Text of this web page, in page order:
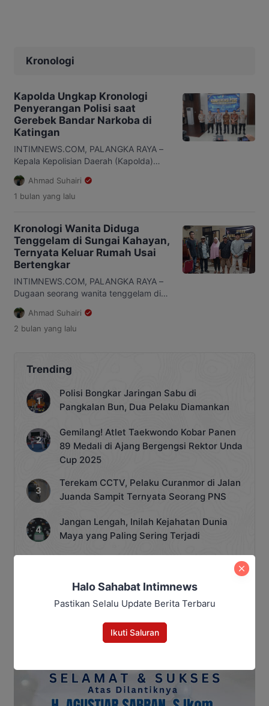
Kronologi
Kapolda Ungkap Kronologi
Penyerangan Polisi saat
Gerebek Bandar Narkoba di
Katingan
INTIMNEWS.COM, PALANGKA RAYA –
Kepala Kepolisian Daerah (Kapolda)
Kalimantan Tengah (Kalteng), Irjen Pol
Iwan Kurniawan, memaparkan kronologi
penyerangan terhadap personel
narkoba di Desa Tumbang Kalemei,
Kecamatan Katingan Tengah beberapa
waktu lalu. Penjelasan tersebut
disampaikan Kapolda saat konferensi
pers bersama Komisi Kepolisian
Nasional (Kompolnas) di Mapolda
Kalteng, Selasa, […]
Ahmad Suhairi
1 bulan yang lalu
Kronologi Wanita Diduga
Tenggelam di Sungai Kahayan,
Ternyata Keluar Rumah Usai
Bertengkar
INTIMNEWS.COM, PALANGKA RAYA –
Dugaan seorang wanita tenggelam di
Sungai Kahayan, kawasan Kampung
Ponton, Kecamatan Pahandut, Kota
Palangka Raya, dipastikan tidak benar.
ditemukan dalam keadaan selamat dan
sehat. Kapolsek Pahandut AKP Iyudi
Hartanto mengatakan, NS saat ini
sudah berada di Polsek Pahandut
untuk dimintai keterangan terkait […]
Ahmad Suhairi
2 bulan yang lalu
Trending
Polisi Bongkar Jaringan Sabu di
Pangkalan Bun, Dua Pelaku Diamankan
Gemilang! Atlet Taekwondo Kobar Panen
89 Medali di Ajang Bergengsi Rektor Unda
Cup 2025
Terekam CCTV, Pelaku Curanmor di Jalan
Juanda Sampit Ternyata Seorang PNS
Jangan Lengah, Inilah Kejahatan Dunia
Maya yang Paling Sering Terjadi
Saat Darurat IGD
Halo Sahabat Intimnews
Pastikan Selalu Update Berita Terbaru
Ikuti Saluran